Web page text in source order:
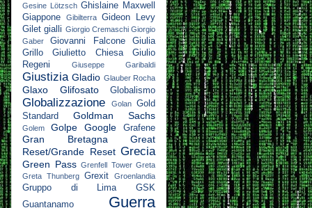
Gesine Lötzsch Ghislaine Maxwell
Giappone
Gibilterra Gideon Levy
Gilet gialli Giorgio Cremaschi Giorgio
Gaber
Giovanni Falcone
Giulia
Grillo
Giulietto Chiesa
Giulio
Regeni
Giuseppe Garibaldi
Giustizia Gladio Glauber Rocha
Glaxo Glifosato Globalismo
Globalizzazione Golan Gold
Standard
Goldman Sachs
Golem Golpe Google Grafene
Gran Bretagna
Great
Reset/Grande Reset Grecia
Green Pass Grenfell Tower Greta
Greta Thunberg Grexit Groenlandia
Gruppo di Lima
GSK
Guantanamo
Guerra